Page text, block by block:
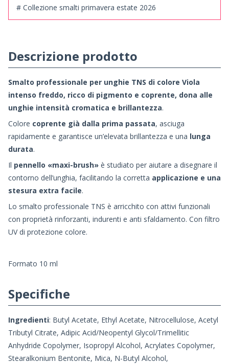
# Collezione smalti primavera estate 2026
Descrizione prodotto
Smalto professionale per unghie TNS di colore Viola
intenso freddo, ricco di pigmento e coprente, dona alle
unghie intensità cromatica e brillantezza.
Colore coprente già dalla prima passata, asciuga
rapidamente e garantisce un’elevata brillantezza e una lunga
durata.
Il pennello «maxi-brush» è studiato per aiutare a disegnare il
contorno dell’unghia, facilitando la corretta applicazione e una
stesura extra facile.
Lo smalto professionale TNS è arricchito con attivi funzionali
con proprietà rinforzanti, indurenti e anti sfaldamento. Con filtro
UV di protezione colore.
Formato 10 ml
Specifiche
Ingredienti: Butyl Acetate, Ethyl Acetate, Nitrocellulose, Acetyl
Tributyl Citrate, Adipic Acid/Neopentyl Glycol/Trimellitic
Anhydride Copolymer, Isopropyl Alcohol, Acrylates Copolymer,
Stearalkonium Bentonite, Mica, N-Butyl Alcohol,